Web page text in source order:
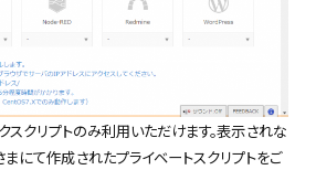
クリプトのみ利用いただけます。表示されな
にて作成されたプライベートスクリプトをご